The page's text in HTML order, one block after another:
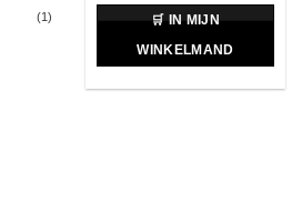
(1)
was:
€ 24.99.
🛒 IN MIJN
WINKELMAND